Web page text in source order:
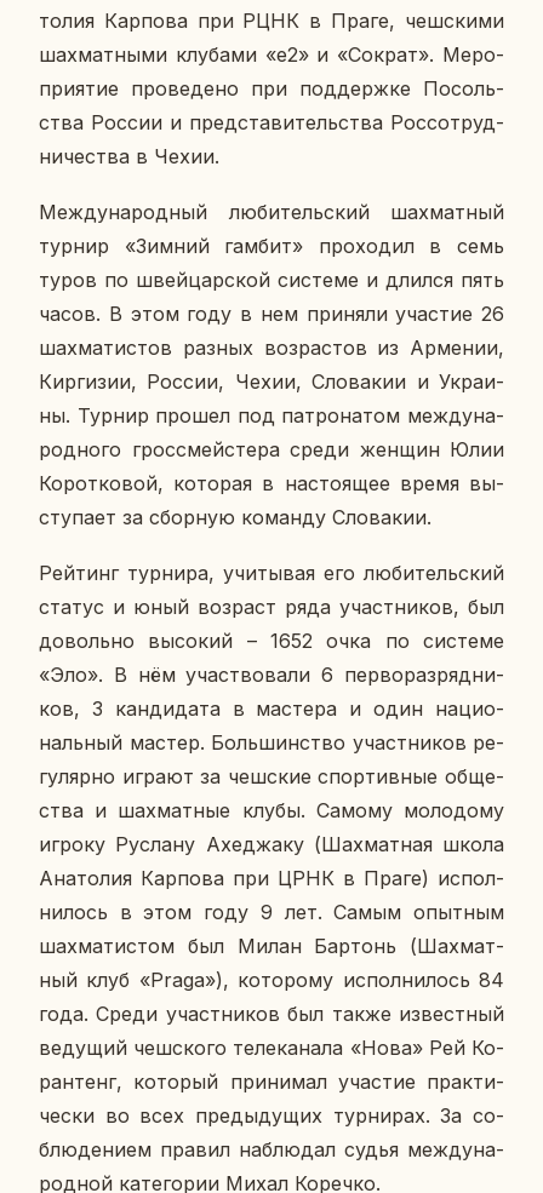
то­лия Кар­по­ва при РЦНК в Праге, чеш­ски­ми
шах­мат­ны­ми клу­ба­ми «е2» и «Сократ». Ме­ро­
при­я­тие про­ве­де­но при под­держ­ке По­соль­
ства России и пред­ста­ви­тель­ства Рос­со­труд­
ни­че­ства в Чехии.
Меж­ду­на­род­ный лю­би­тель­ский шах­мат­ный
турнир «Зимний гамбит» про­хо­дил в семь
туров по швей­цар­ской си­сте­ме и длился пять
часов. В этом году в нем при­ня­ли уча­стие 26
шах­ма­ти­стов разных воз­рас­тов из Ар­ме­нии,
Кир­ги­зии, России, Чехии, Сло­ва­кии и Укра­и­
ны. Турнир прошел под па­тро­на­том меж­ду­на­
род­но­го гросс­мей­сте­ра среди женщин Юлии
Ко­рот­ко­вой, ко­то­рая в на­сто­я­щее время вы­
сту­па­ет за сбор­ную ко­ман­ду Сло­ва­кии.
Рей­тинг тур­ни­ра, учи­ты­вая его лю­би­тель­ский
статус и юный воз­раст ряда участ­ни­ков, был
до­воль­но вы­со­кий – 1652 очка по си­сте­ме
«Эло». В нём участ­во­ва­ли 6 пер­во­раз­ряд­ни­
ков, 3 кан­ди­да­та в ма­сте­ра и один на­ци­о­
наль­ный мастер. Боль­шин­ство участ­ни­ков ре­
гу­ляр­но играют за чеш­ские спор­тив­ные об­ще­
ства и шах­мат­ные клубы. Самому мо­ло­до­му
игроку Рус­ла­ну Ахеджа­ку (Шах­мат­ная школа
Ана­то­лия Кар­по­ва при ЦРНК в Праге) ис­пол­
ни­лось в этом году 9 лет. Самым опыт­ным
шах­ма­ти­стом был Милан Бар­тонь (Шах­мат­
ный клуб «Praga»), ко­то­ро­му ис­пол­ни­лось 84
года. Среди участ­ни­ков был также из­вест­ный
ве­ду­щий чеш­ско­го те­ле­ка­на­ла «Нова» Рей Ко­
ран­тенг, ко­то­рый при­ни­мал уча­стие прак­ти­
че­ски во всех преды­ду­щих тур­ни­рах. За со­
блю­де­ни­ем правил на­блю­дал судья меж­ду­на­
род­ной ка­те­го­рии Михал Ко­реч­ко.